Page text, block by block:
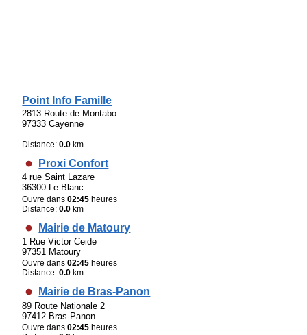
Point Info Famille
2813 Route de Montabo
97333 Cayenne
Distance:0.0 km
Proxi Confort
4 rue Saint Lazare
36300 Le Blanc
Ouvre dans02:45 heures
Distance:0.0 km
Mairie de Matoury
1 Rue Victor Ceide
97351 Matoury
Ouvre dans02:45 heures
Distance:0.0 km
Mairie de Bras-Panon
89 Route Nationale 2
97412 Bras-Panon
Ouvre dans02:45 heures